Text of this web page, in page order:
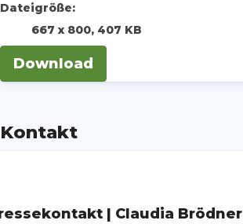
Dateigröße:
667 x 800, 407 KB
Download
Kontakt
| Claudia Brödner